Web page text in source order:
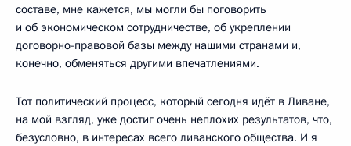
составе, мне кажется, мы могли бы поговорить
и об экономическом сотрудничестве, об укреплении
договорно-правовой базы между нашими странами и,
конечно, обменяться другими впечатлениями.
Тот политический процесс, который сегодня идёт в Ливане,
на мой взгляд, уже достиг очень неплохих результатов, что,
безусловно, в интересах всего ливанского общества. И я